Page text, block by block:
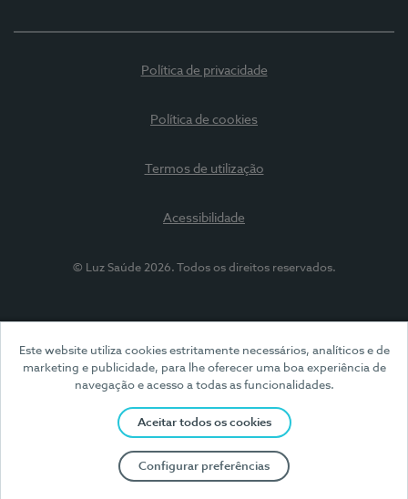
Este website utiliza cookies estritamente necessários, analíticos e de
marketing e publicidade, para lhe oferecer uma boa experiência de
navegação e acesso a todas as funcionalidades.
Aceitar todos os cookies
Configurar preferências
Política de privacidade
Política de cookies
Termos de utilização
Acessibilidade
© Luz Saúde 2026. Todos os direitos reservados.